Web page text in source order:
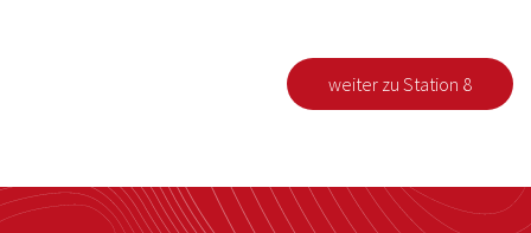
weiter zu Station 8